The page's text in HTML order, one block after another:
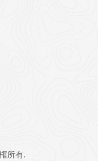
所有.